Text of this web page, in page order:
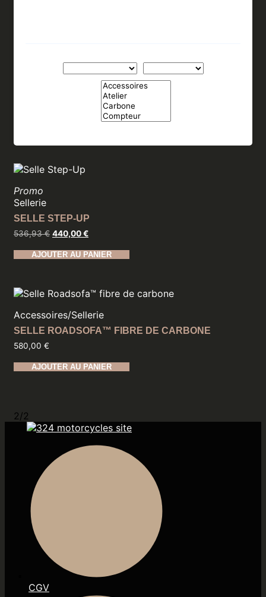
Promo
Sellerie
SELLE STEP-UP
536,93€ Le
initial
était :
440,00€Le
actuel
est :
AJOUTER AU PANIER
Accessoires/Sellerie
SELLE ROADSOFA™ FIBRE DE CARBONE
580,00 €
AJOUTER AU PANIER
2/2
CGV